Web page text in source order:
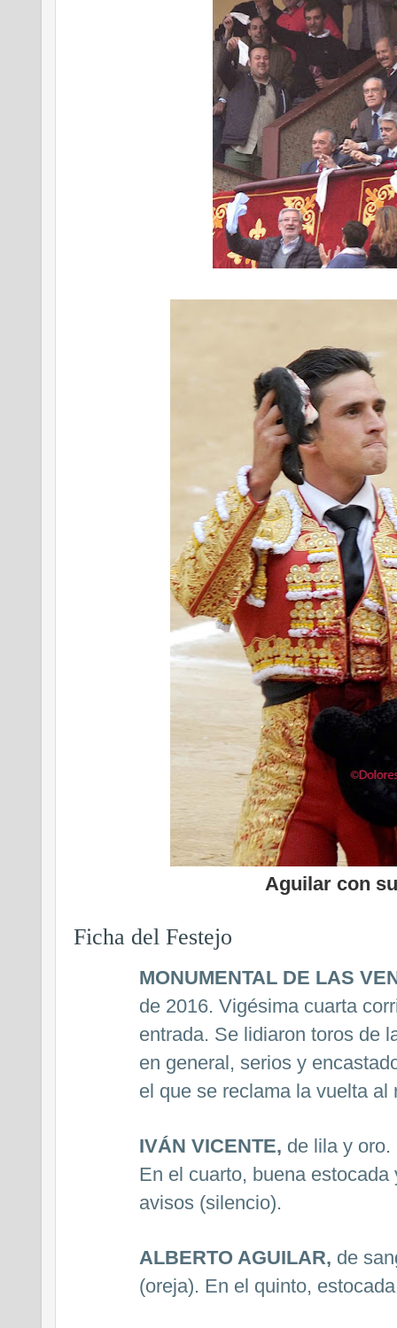
Aguilar con
Ficha del Festejo
MONUMENTAL DE LAS
de 2016. Vigésima cuarta
entrada. Se lidiaron toros de
en general, serios y
el que se reclama la vuelta al
IVÁN VICENTE, de lila y
En el cuarto, buena
avisos (silencio).
ALBERTO AGUILAR, de
(oreja). En el quinto,